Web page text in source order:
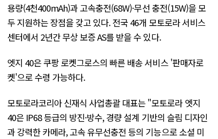
용량(4천400mAh)과 고속충전(68W)·무선 충전(15W)을 모
두 지원하는 장점을 갖고 있다. 전국 46개 모토로라 서비스
센터에서 2년간 무상 보증 AS를 받을 수 있다.
엣지 40은 쿠팡 로켓그로스의 빠른 배송 서비스 '판매자로
켓'으로 수령 가능하다.
모토로라코리아 신재식 사업총괄 대표는 "모토로라 엣지
40은 IP68 등급의 방진·방수, 경량 설계 기반의 슬림 디자인
과 강력한 카메라, 고속 유무선충전 등의 기능으로 소셜 미